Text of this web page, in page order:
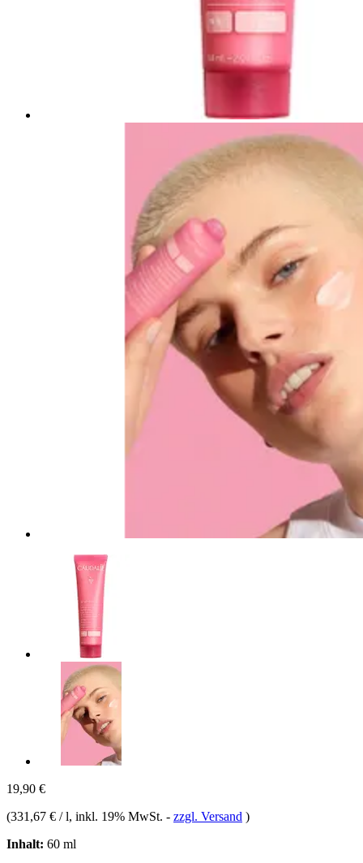
19,90 €
(331,67 € / l, inkl. 19% MwSt. - zzgl. Versand )
Inhalt: 60 ml